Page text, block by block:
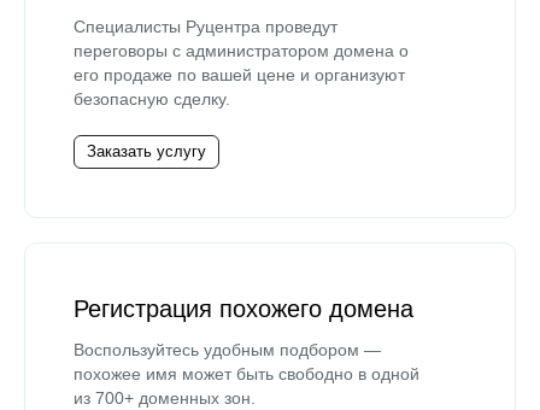
Специалисты Руцентра проведут
переговоры с администратором домена о
его продаже по вашей цене и организуют
безопасную сделку.
Заказать услугу
Регистрация похожего домена
Воспользуйтесь удобным подбором —
похожее имя может быть свободно в одной
из 700+ доменных зон.